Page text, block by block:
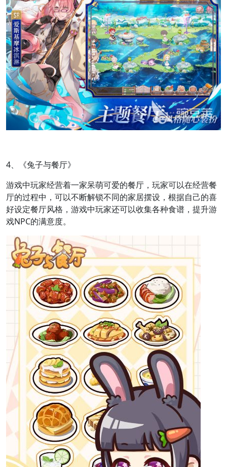
4、《兔子与餐厅》
游戏中玩家经营着一家呆萌可爱的餐厅，玩家可以在经营餐
厅的过程中，可以不断解锁不同的家居摆设，根据自己的喜
好设定餐厅风格，游戏中玩家还可以收集各种食谱，提升游
戏NPC的满意度。